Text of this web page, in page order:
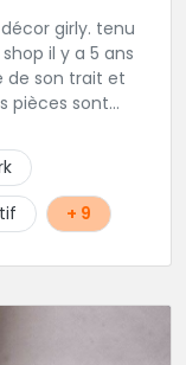
girly. tenu
il y a 5 ans
de son trait et
+ 9